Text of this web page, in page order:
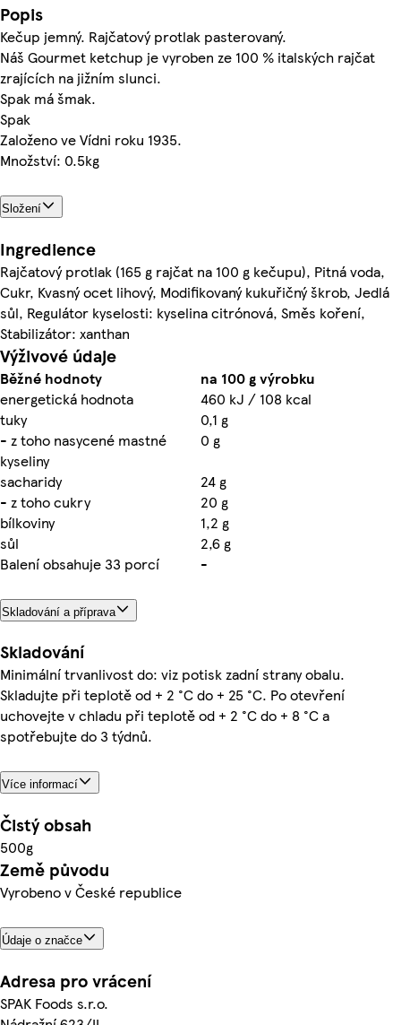
Popis
Kečup jemný. Rajčatový protlak pasterovaný.
Náš Gourmet ketchup je vyroben ze 100 % italských rajčat
zrajících na jižním slunci.
Spak má šmak.
Spak
Založeno ve Vídni roku 1935.
Množství: 0.5kg
Složení
Ingredience
Rajčatový protlak (165 g rajčat na 100 g kečupu), Pitná voda,
Cukr, Kvasný ocet lihový, Modifikovaný kukuřičný škrob, Jedlá
sůl, Regulátor kyselosti: kyselina citrónová, Směs koření,
Stabilizátor: xanthan
Výživové údaje
Běžné hodnoty
na 100 g výrobku
energetická hodnota
460 kJ / 108 kcal
tuky
0,1 g
- z toho nasycené mastné
kyseliny
0 g
sacharidy
24 g
- z toho cukry
20 g
bílkoviny
1,2 g
sůl
2,6 g
Balení obsahuje 33 porcí
-
Skladování a příprava
Skladování
Minimální trvanlivost do: viz potisk zadní strany obalu.
Skladujte při teplotě od + 2 °C do + 25 °C. Po otevření
uchovejte v chladu při teplotě od + 2 °C do + 8 °C a
spotřebujte do 3 týdnů.
Více informací
Čistý obsah
500g
Země původu
Vyrobeno v České republice
Údaje o značce
Adresa pro vrácení
SPAK Foods s.r.o.